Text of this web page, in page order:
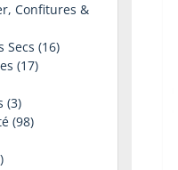
Confitures &
Secs (16)
(17)
(3)
(98)